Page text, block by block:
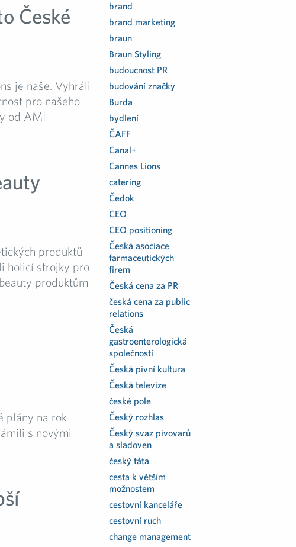
České
je naše. Vyhráli
pro našeho
od AMI
produktů
holicí strojky pro
produktům
plány na rok
s novými
brand
brand marketing
braun
Braun Styling
budoucnost PR
budování značky
Burda
bydlení
ČAFF
Canal+
Cannes Lions
catering
Čedok
CEO
CEO positioning
Česká asociace
farmaceutických
firem
Česká cena za PR
česká cena za public
relations
Česká
gastroenterologická
společností
Česká pivní kultura
Česká televize
české pole
Český rozhlas
Český svaz pivovarů
a sladoven
český táta
cesta k větším
možnostem
cestovní kanceláře
cestovní ruch
change management